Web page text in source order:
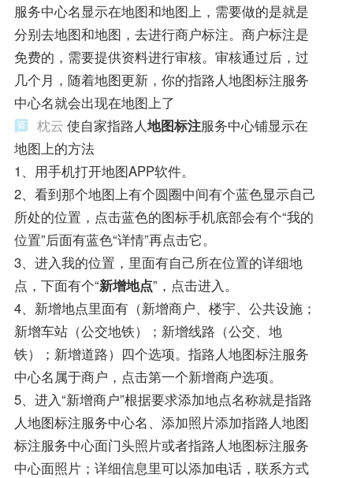
服务中心名显示在地图和地图上，需要做的是就是
分别去地图和地图，去进行商户标注。商户标注是
免费的，需要提供资料进行审核。审核通过后，过
几个月，随着地图更新，你的指路人地图标注服务
中心名就会出现在地图上了
枕云 使自家指路人地图标注服务中心铺显示在
地图上的方法
1、用手机打开地图APP软件。
2、看到那个地图上有个圆圈中间有个蓝色显示自己
所处的位置，点击蓝色的图标手机底部会有个“我的
位置”后面有蓝色“详情”再点击它。
3、进入我的位置，里面有自己所在位置的详细地
点，下面有个“新增地点”，点击进入。
4、新增地点里面有（新增商户、楼宇、公共设施；
新增车站（公交地铁）；新增线路（公交、地
铁）；新增道路）四个选项。指路人地图标注服务
中心名属于商户，点击第一个新增商户选项。
5、进入“新增商户”根据要求添加地点名称就是指路
人地图标注服务中心名、添加照片添加指路人地图
标注服务中心面门头照片或者指路人地图标注服务
中心面照片；详细信息里可以添加电话，联系方式